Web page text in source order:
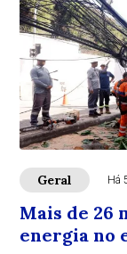
Geral Há
Mais de 26
energia no